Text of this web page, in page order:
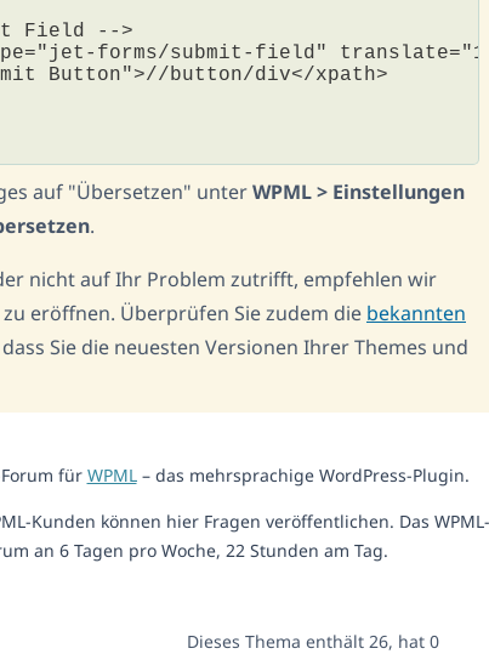
Field -->
forms/submit-field"
Button">//button/div</xpath>
auf "Übersetzen" unterWPML > Einstellungen
.
nicht auf Ihr Problem zutrifft, empfehlen wir
eröffnen. Überprüfen Sie zudem die bekannten
Sie die neuesten Versionen Ihrer Themes und
für WPML– das mehrsprachige WordPress-Plugin.
Kunden können hier Fragen veröffentlichen. Das WPML-
an 6 Tagen pro Woche, 22 Stunden am Tag.
Dieses Thema enthält 26, hat 0